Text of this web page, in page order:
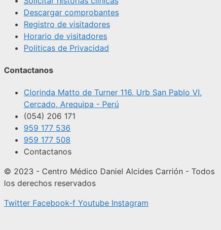
Descargar comprobantes
Registro de visitadores
Horario de visitadores
Politicas de Privacidad
Contactanos
Clorinda Matto de Turner 116, Urb San Pablo VI,
Cercado, Arequipa - Perú
(054) 206 171
959 177 536
959 177 508
Contactanos
© 2023 - Centro Médico Daniel Alcides Carrión - Todos
los derechos reservados
Twitter Facebook-f Youtube Instagram